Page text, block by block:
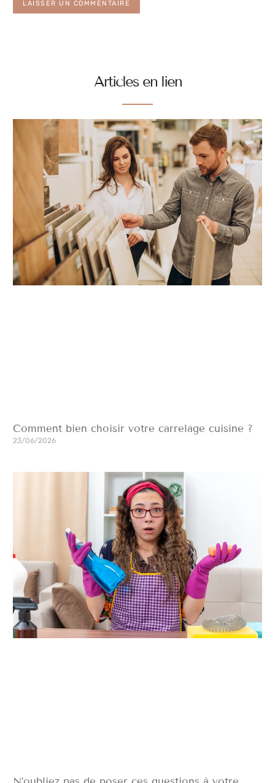
Articles en lien
Comment bien choisir votre carrelage cuisine ?
23/06/2026